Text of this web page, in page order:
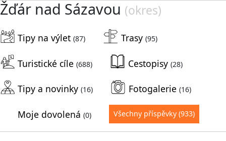
PRO TURISTY ›
MOJE TURISTIKA ›
Žďár nad Sázavou (okres)
Tipy na výlet (87) Trasy (95)
Turistické cíle (688) Cestopisy (28)
Tipy a novinky (16) Fotogalerie (16)
Moje dovolená (0) Všechny příspěvky (933)